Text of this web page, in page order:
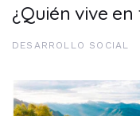
¿Quién vive
DESARROLLO SOCIAL